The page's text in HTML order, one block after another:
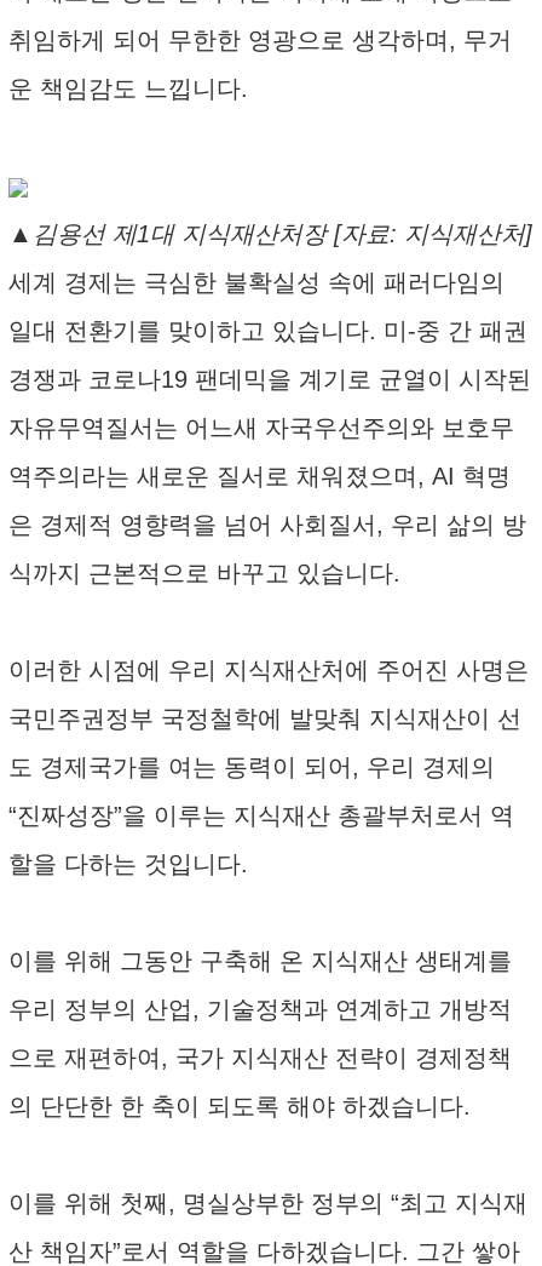
취임하게 되어 무한한 영광으로 생각하며, 무거
운 책임감도 느낍니다.
▲김용선 제1대 지식재산처장 [자료: 지식재산처]
세계 경제는 극심한 불확실성 속에 패러다임의
일대 전환기를 맞이하고 있습니다. 미-중 간 패권
경쟁과 코로나19 팬데믹을 계기로 균열이 시작된
자유무역질서는 어느새 자국우선주의와 보호무
역주의라는 새로운 질서로 채워졌으며, AI 혁명
은 경제적 영향력을 넘어 사회질서, 우리 삶의 방
식까지 근본적으로 바꾸고 있습니다.
이러한 시점에 우리 지식재산처에 주어진 사명은
국민주권정부 국정철학에 발맞춰 지식재산이 선
도 경제국가를 여는 동력이 되어, 우리 경제의
“진짜성장”을 이루는 지식재산 총괄부처로서 역
할을 다하는 것입니다.
이를 위해 그동안 구축해 온 지식재산 생태계를
우리 정부의 산업, 기술정책과 연계하고 개방적
으로 재편하여, 국가 지식재산 전략이 경제정책
의 단단한 한 축이 되도록 해야 하겠습니다.
이를 위해 첫째, 명실상부한 정부의 “최고 지식재
산 책임자”로서 역할을 다하겠습니다. 그간 쌓아